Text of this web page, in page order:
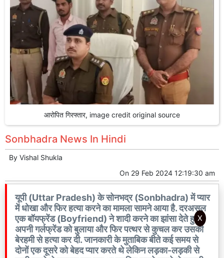
आरोपित गिरफ्तार, image credit original source
Sonbhadra News In Hindi
By Vishal Shukla
On 29 Feb 2024 12:19:30 am
यूपी (Uttar Pradesh) के सोनभद्र (Sonbhadra) में प्यार
में धोखा और फिर हत्या करने का मामला सामने आया है. दरअसल
एक बॉयफ्रेंड (Boyfriend) ने शादी करने का झांसा देते हुए
अपनी गर्लफ्रेंड को बुलाया और फिर पत्थर से कुचल कर उसकी
बेरहमी से हत्या कर दी. जानकारी के मुताबिक बीते कई समय से
दोनों एक दूसरे को बेहद प्यार करते थे लेकिन लड़का-लड़की से
X